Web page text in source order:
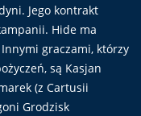
Jego kontrakt
Hide ma
graczami, którzy
są Kasjan
(z Cartusii
Grodzisk